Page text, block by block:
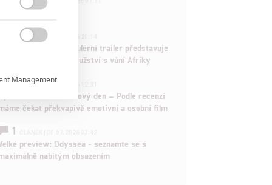
拆彈專家
ČLÁNEK | 30.07.2026 20:14
Děti krve a kostí: Regulérní trailer představuje
akční fantasy dobrodružství s vůní Afriky
1ČLÁNEK | 30.07.2026 12:31
Spider-Man: Zbrusu nový den – Podle recenzí
čekat překvapivě emotivní a osobní film
1
preview: Odyssea - seznamte se s
nabitým obsazením



Management